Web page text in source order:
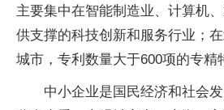
主要集中在智能制造业、计算机
供支撑的科技创新和服务行业；
城市，专利数量大于600项的专精
中小企业是国民经济和社会